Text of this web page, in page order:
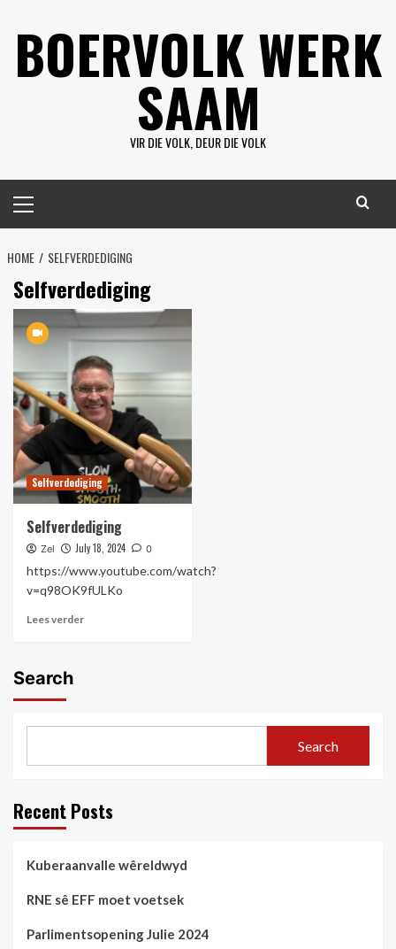
content
BOERVOLK WERK
SAAM
VIR DIE VOLK, DEUR DIE VOLK
Menu
HOME SELFVERDEDIGING
Selfverdediging
Selfverdediging
Selfverdediging
Zel July 18, 2024 0
https://www.youtube.com/watch?
v=q98OK9fULKo
Lees verder
Search
Search
Recent Posts
Kuberaanvalle wêreldwyd
RNE sê EFF moet voetsek
Parlimentsopening Julie 2024